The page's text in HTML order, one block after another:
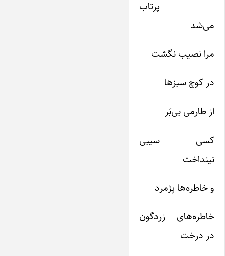
پرتاب
می‌‌شد
مرا نصیب نگشت
در کوچ سبزها
از طارمی بی‌‌بَر
کسی سیبی
نینداخت
و خاطره‌‌ها پژمرد
خاطره‌‌های زردگون
در درخت